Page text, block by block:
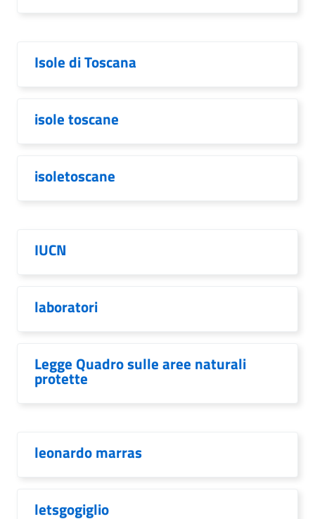
Isole di Toscana
isole toscane
isoletoscane
IUCN
laboratori
Legge Quadro sulle aree naturali
protette
leonardo marras
letsgogiglio